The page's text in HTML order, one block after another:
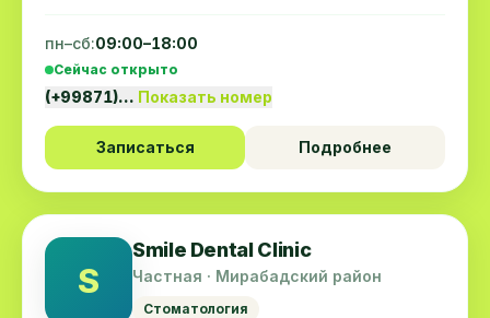
пн–сб:09:00–18:00
Сейчас открыто
(+99871)… Показать номер
Записаться Подробнее
S
Smile Dental Clinic
Частная · Мирабадский район
Стоматология